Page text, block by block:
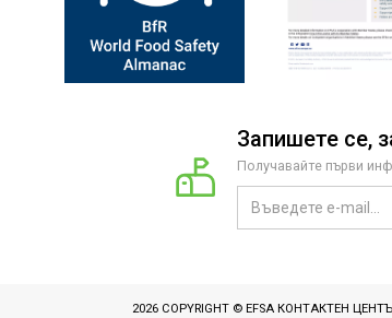
Запишете се,
Получавайте първи
2026 COPYRIGHT © EFSA КОНТАКТЕН